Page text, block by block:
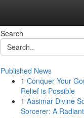
Search
Published News
1 Conquer Your
Relief is Possible
1 Aasimar Divine
Sorcerer: A